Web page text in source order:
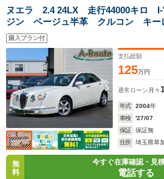
ヌエラ 2.4 24LX 走行44000キロ
ジン ベージュ半革 クルコン キー
ルー 木目調パネル 純正DVDナビ
ンドル デュアルオートエアコン 純
購入プラン付
支払総額
125万円
通常ローン 月々
年式 2004年
車検
'27/07
保証
保証無
住所
埼玉県草
無
料
今すぐ在庫確認・見
電話する